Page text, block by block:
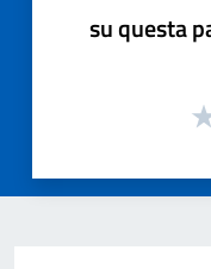
su questa